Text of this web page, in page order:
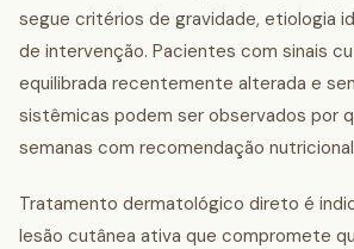
segue critérios de gravidade, etiologia
de intervenção. Pacientes com sinais
equilibrada recentemente alterada e
sistêmicas podem ser observados por
semanas com recomendação
Tratamento dermatológico direto é
lesão cutânea ativa que compromete